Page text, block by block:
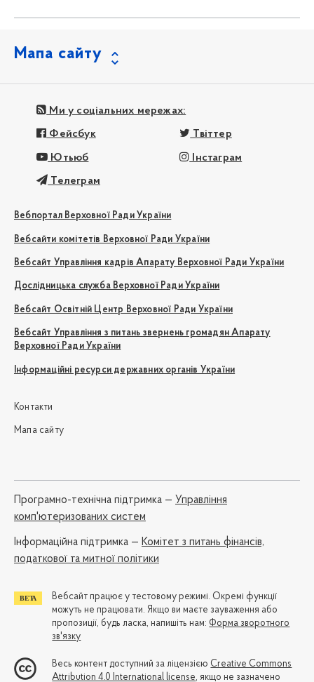
Мапа сайту
Ми у соціальних мережах:
Фейсбук Твіттер
Ютьюб Інстаграм
Телеграм
Вебпортал Верховної Ради України
Вебсайти комітетів Верховної Ради України
Вебсайт Управління кадрів Апарату Верховної Ради України
Дослідницька служба Верховної Ради України
Вебсайт Освітній Центр Верховної Ради України
Вебсайт Управління з питань звернень громадян Апарату
Верховної Ради України
Інформаційні ресурси державних органів України
Контакти
Мапа сайту
Програмно-технічна підтримка — Управління
комп'ютеризованих систем
Iнформаційна підтримка — Комітет з питань фінансів,
податкової та митної політики
Вебсайт працює у тестовому режимі. Окремі функції
можуть не працювати. Якщо ви маєте зауваження або
пропозиції, будь ласка, напишіть нам: Форма зворотного
зв'язку
Весь контент доступний за ліцензією Creative Commons
Attribution 4.0 International license, якщо не зазначено